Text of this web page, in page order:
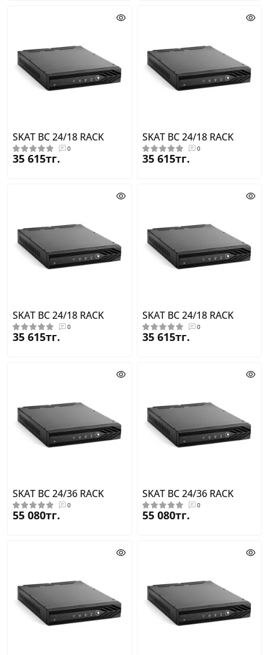
SKAT BC 24/18 RACK
0
35 615тг.
SKAT BC 24/18 RACK
0
35 615тг.
SKAT BC 24/18 RACK
0
35 615тг.
SKAT BC 24/18 RACK
0
35 615тг.
SKAT BC 24/36 RACK
0
55 080тг.
SKAT BC 24/36 RACK
0
55 080тг.